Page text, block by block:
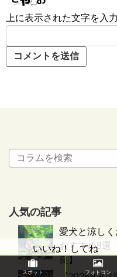
いいね！してね
上に表示された文字を入
人気の記事
愛犬と涼し
おすすめ8選
良】
スポット フォトコン